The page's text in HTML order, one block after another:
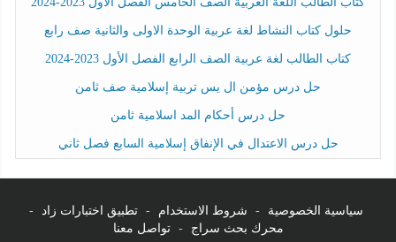
حلول كتاب النشاط لغة عربية الوحدة الاولى والثانية صف رابع
كتاب الطالب لغة عربية الصف الرابع الفصل الأول 2023-2024
حل درس مؤمن ال يس تربية إسلامية صف ثامن
حل درس أحكام المد اسلامية ثامن
حل درس الاعتدال في الإنفاق إسلامية السابع فصل ثاني
سياسية الخصوصية - شروط الاستخدام - تطبيق اختبارات زاد
-
محرك بحث سراج
- تواصل معنا